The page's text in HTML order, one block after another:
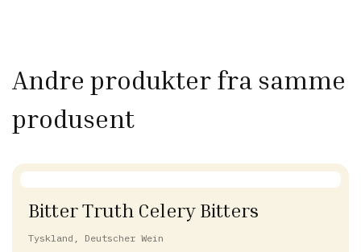
Andre produkter fra samme
produsent
Bitter Truth Celery Bitters
Tyskland, Deutscher Wein